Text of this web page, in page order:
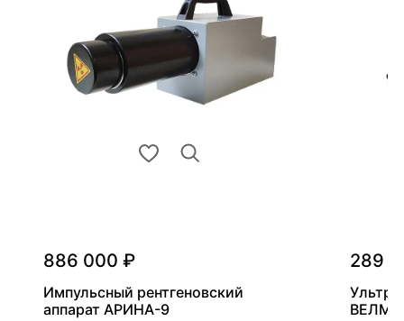
886 000 ₽
Импульсный рентгеновский
аппарат АРИНА-9
289